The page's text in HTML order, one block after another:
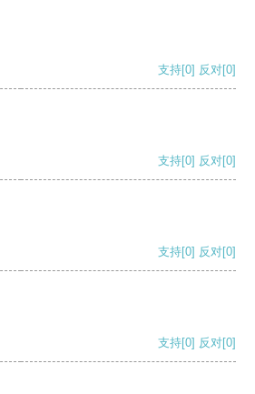
支持[0] 反对[0]
支持[0] 反对[0]
支持[0] 反对[0]
支持[0] 反对[0]